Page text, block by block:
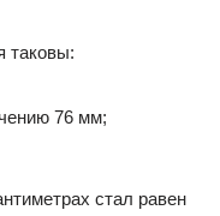
таковы:
76 мм;
стал равен